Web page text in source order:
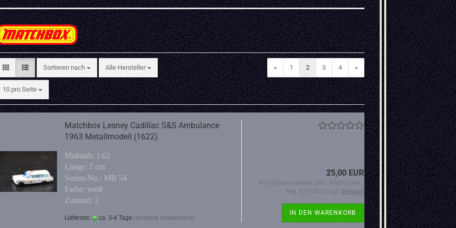
Sortieren nach
Sortieren nach Alle Hersteller
10 pro Seite
pro Seite
« 1 2 3 4 »
Matchbox Lesney Cadillac S&S Ambulance
1963 Metallmodell (1622)
Maßstab: 1:62
Länge: 7 cm
Serien-No.: MB 54
Farbe: weiß
Zustand: 2
Lieferzeit: ca. 3-4 Tage (Ausland abweichend)
25,00 EUR
Kein Steuerausweis gem. Kleinuntern.-
Reg. §19 UStG zzgl. Versand
IN DEN WARENKORB